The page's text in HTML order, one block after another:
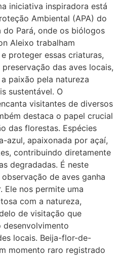
iniciativa inspiradora está
Ambiental (APA) do
do Pará, onde os biólogos
Aleixo trabalham
proteger essas criaturas,
das aves locais,
paixão pela natureza
sustentável. O
visitantes de diversos
destaca o papel crucial
das florestas. Espécies
azul, apaixonada por açaí,
contribuindo diretamente
degradadas. É neste
de aves ganha
Ele nos permite uma
com a natureza,
de visitação que
locais. Beija-flor-de-
momento raro registrado